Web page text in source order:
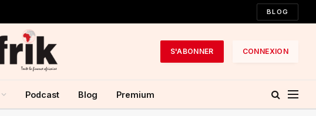
BLOG
S'ABONNER CONNEXION
Podcast Blog Premium